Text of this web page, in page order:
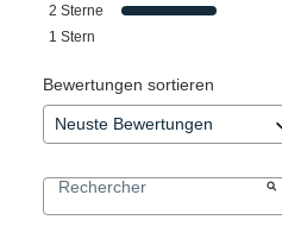
2 Sterne
1 Stern
Bewertungen sortieren